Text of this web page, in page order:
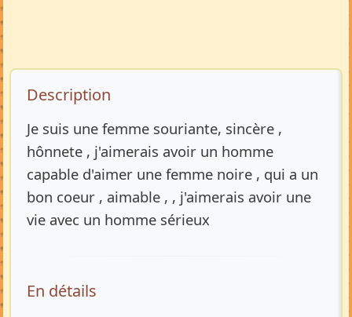
Description de l’annonce
Description
Je suis une femme souriante, sincère ,
hônnete , j'aimerais avoir un homme
capable d'aimer une femme noire , qui a un
bon coeur , aimable , , j'aimerais avoir une
vie avec un homme sérieux
En détails